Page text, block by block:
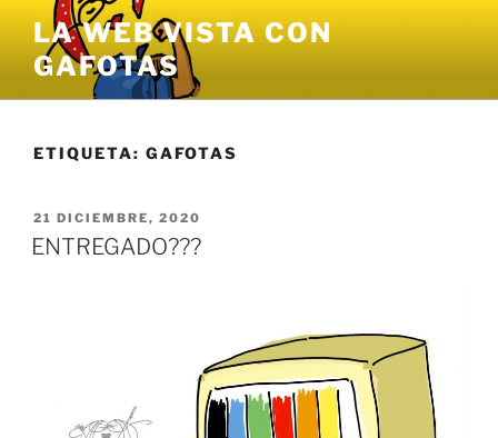
contenido
LA WEB VISTA CON
GAFOTAS
ETIQUETA: GAFOTAS
PUBLICADO
EL
21 DICIEMBRE, 2020
ENTREGADO???